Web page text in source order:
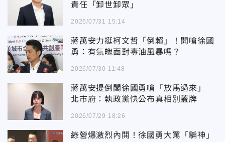
責任「卸世卸眾」
2026/07/31 15:14
蔣萬安力挺柯文哲「倒賴」！開嗆徐國
勇：有氣魄面對毒油風暴嗎？
2026/07/30 11:48
蔣萬安提倒閣徐國勇嗆「放馬過來」
北市府：執政黨快公布真相別蓋牌
2026/07/29 18:26
綠營爆激烈內鬨！徐國勇大罵「騙神」